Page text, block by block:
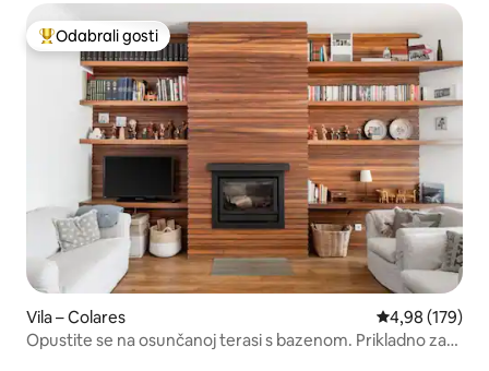
Među najviše rangiranima s oznakom „Odabrali gosti”
Odabrali gosti
Vila – Colares Prosječna
4,98 (179)
Opustite se na osunčanoj terasi s bazenom. Prikladno za